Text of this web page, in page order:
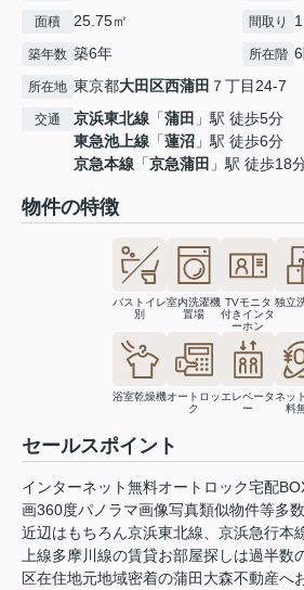
面積 25.75㎡ 間取り
築年数 築6年 所在階
所在地 東京都大田区西蒲田 ７丁目24-7
交通 京浜東北線 「蒲田 」駅 徒歩5分
東急池上線 「蓮沼 」駅 徒歩6分
京急本線 「京急蒲田 」駅 徒歩18
物件の特徴
バストイレ
別
室内洗濯機
置場
TVモニタ
付きインタ
ーホン
独立
浴室乾燥機オートロッ
ク
エレベータ
ー
ネッ
料
セールスポイント
インターネット無料オートロック宅配
画360度パノラマ画像写真類似物件等多
近辺はもちろん京浜東北線、京浜急行本
上線多摩川線の賃貸お部屋探しは過半数
区在住地元地域密着の蒲田大森不動産へ